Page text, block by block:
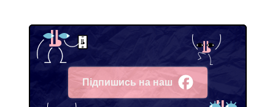
Підпишись на наш
Facebook